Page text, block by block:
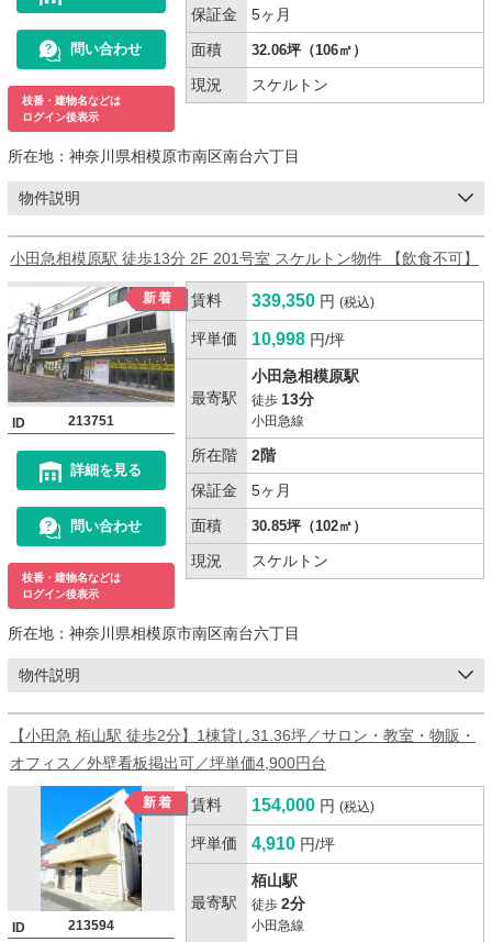
問い合わせ
枝番・建物名などは
ログイン後表示
保証金
5ヶ月
面積
32.06坪（106㎡）
現況 スケルトン
所在地： 神奈川県相模原市南区南台六丁目
物件説明
小田急相模原駅 徒歩13分 2F 201号室 スケルトン物件 【飲食不可】
ID 213751
詳細を見る
問い合わせ
枝番・建物名などは
ログイン後表示
賃料 339,350 円 (税込)
坪単価 10,998 円/坪
最寄駅
小田急相模原駅
徒歩 13分
小田急線
所在階
2階
保証金
5ヶ月
面積
30.85坪（102㎡）
現況 スケルトン
所在地： 神奈川県相模原市南区南台六丁目
物件説明
【小田急 栢山駅 徒歩2分】1棟貸し31.36坪／サロン・教室・物販・
オフィス／外壁看板掲出可／坪単価4,900円台
ID 213594
賃料 154,000 円 (税込)
坪単価 4,910 円/坪
最寄駅
栢山駅
徒歩 2分
小田急線